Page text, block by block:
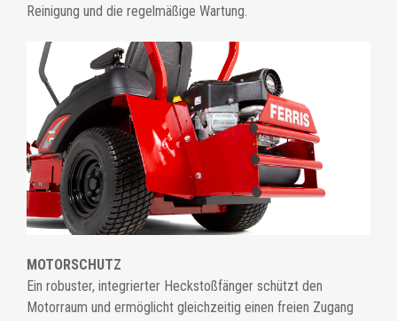
Reinigung und die regelmäßige Wartung.
MOTORSCHUTZ
Ein robuster, integrierter Heckstoßfänger schützt den
Motorraum und ermöglicht gleichzeitig einen freien Zugang